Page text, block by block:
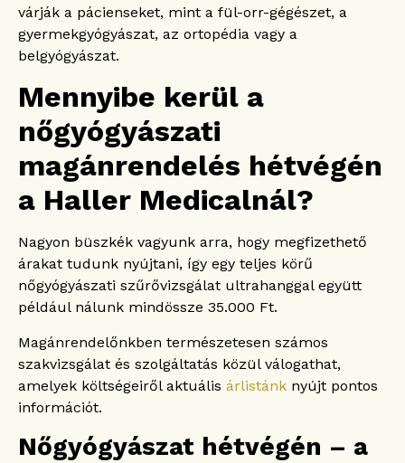
várják a pácienseket, mint a fül-orr-gégészet, a
gyermekgyógyászat, az ortopédia vagy a
belgyógyászat.
Mennyibe kerül a
nőgyógyászati
magánrendelés hétvégén
a Haller Medicalnál?
Nagyon büszkék vagyunk arra, hogy megfizethető
árakat tudunk nyújtani, így egy teljes körű
nőgyógyászati szűrővizsgálat ultrahanggal együtt
például nálunk mindössze 35.000 Ft.
Magánrendelőnkben természetesen számos
szakvizsgálat és szolgáltatás közül válogathat,
amelyek költségeiről aktuális árlistánk nyújt pontos
információt.
Nőgyógyászat hétvégén – a